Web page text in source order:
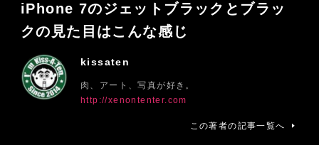
iPhone 7のジェットブラックとブラッ
クの見た目はこんな感じ
kissaten
肉、アート、写真が好き。
http://xenontenter.com
この著者の記事一覧へ